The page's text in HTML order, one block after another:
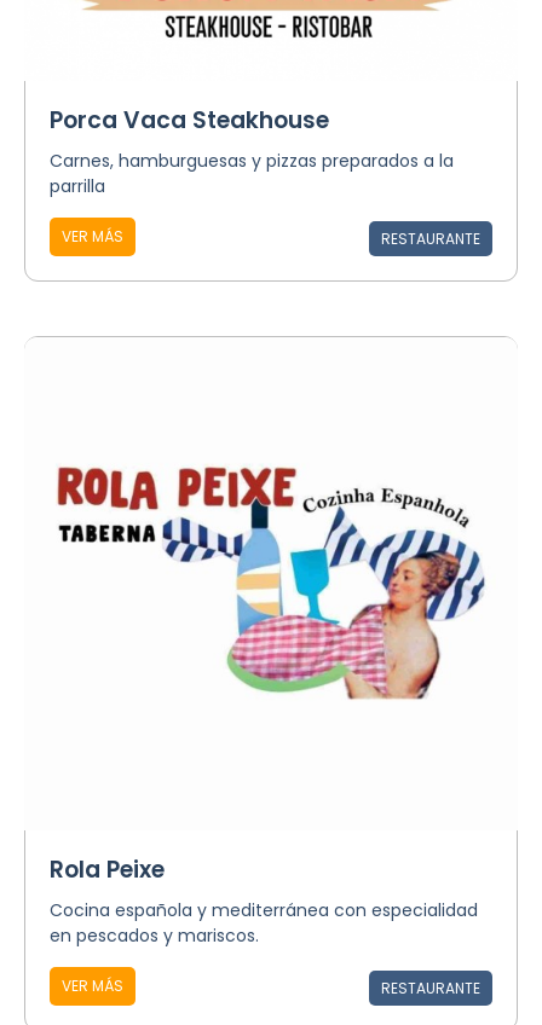
Porca Vaca Steakhouse
Carnes, hamburguesas y pizzas preparados a la
parrilla
VER MÁS RESTAURANTE
Rola Peixe
Cocina española y mediterránea con especialidad
en pescados y mariscos.
VER MÁS RESTAURANTE